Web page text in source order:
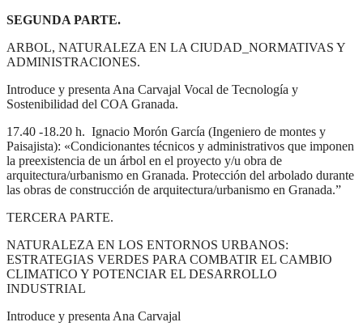
SEGUNDA PARTE.
ARBOL, NATURALEZA EN LA CIUDAD_NORMATIVAS Y
ADMINISTRACIONES.
Introduce y presenta Ana Carvajal Vocal de Tecnología y
Sostenibilidad del COA Granada.
17.40 -18.20 h. Ignacio Morón García (Ingeniero de montes y
Paisajista): «Condicionantes técnicos y administrativos que imponen
la preexistencia de un árbol en el proyecto y/u obra de
arquitectura/urbanismo en Granada. Protección del arbolado durante
las obras de construcción de arquitectura/urbanismo en Granada.”
TERCERA PARTE.
NATURALEZA EN LOS ENTORNOS URBANOS:
ESTRATEGIAS VERDES PARA COMBATIR EL CAMBIO
CLIMATICO Y POTENCIAR EL DESARROLLO
INDUSTRIAL
Introduce y presenta Ana Carvajal